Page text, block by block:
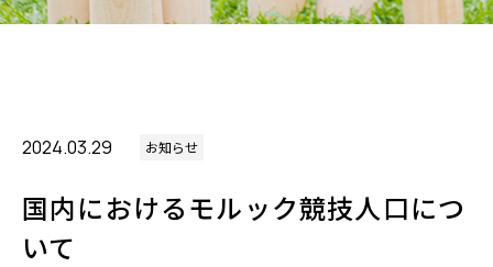
2024.03.29 お知らせ
国内におけるモルック競技人口につ
いて